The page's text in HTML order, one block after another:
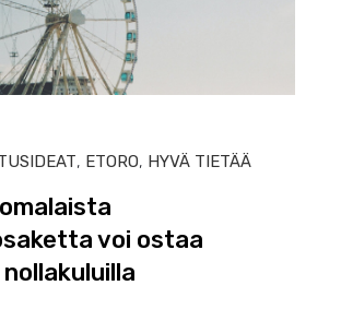
, ETORO, HYVÄ TIETÄÄ
voi ostaa